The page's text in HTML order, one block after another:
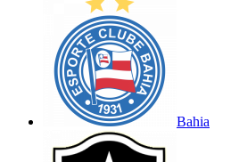
Bahia